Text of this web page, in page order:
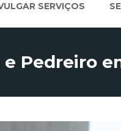
SERVIÇOS
Pedreiro